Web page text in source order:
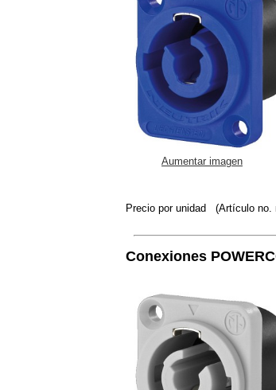
Aumentar imagen
Precio por unidad (Artículo no.
Conexiones